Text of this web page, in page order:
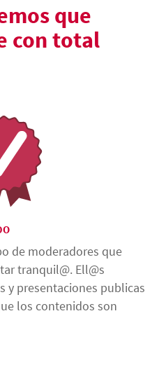
que
con total
de moderadores que
tranquil@. Ell@s
y presentaciones publicas
los contenidos son